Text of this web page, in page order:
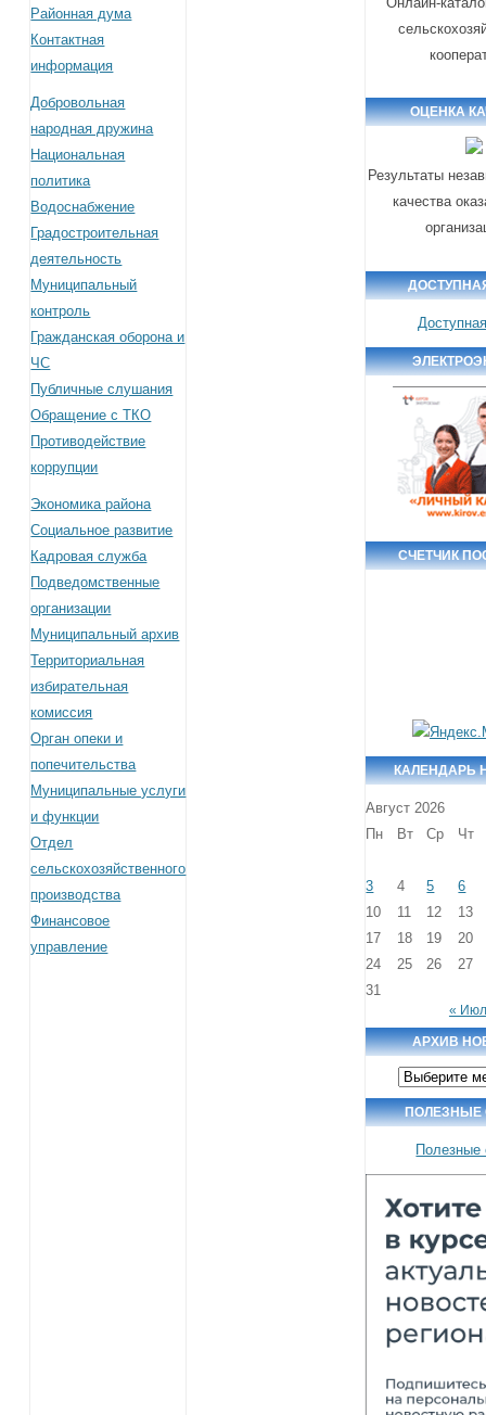
Районная дума
Контактная
информация
Добровольная
народная дружина
Национальная
политика
Водоснабжение
Градостроительная
деятельность
Муниципальный
контроль
Гражданская оборона и
ЧС
Публичные слушания
Обращение с ТКО
Противодействие
коррупции
Экономика района
Социальное развитие
Кадровая служба
Подведомственные
организации
Муниципальный архив
Территориальная
избирательная
комиссия
Орган опеки и
попечительства
Муниципальные услуги
и функции
Отдел
сельскохозяйственного
производства
Финансовое
управление
ОЦЕНКА
Результаты
качества
СЧЕТЧИК
КАЛЕНДАРЬ
Август 2026
Пн
Вт Ср Чт
3 4 5
6
10
11 12
13
17
18 19
20
24
25 26
27
31
« Июл
АРХИВ
Архив
новостей
ПОЛЕЗНЫЕ
Полезные